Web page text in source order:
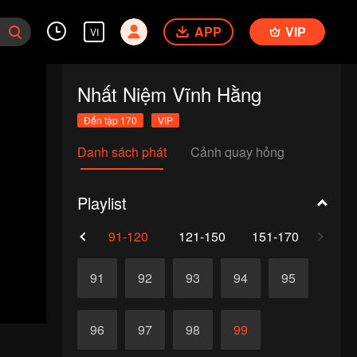
VI APP VIP
Nhất Niệm Vĩnh Hằng
Đến tập 170 VIP
Danh sách phát Cảnh quay hỏng
Playlist
91-120 121-150 151-170
91 92 93 94 95
96 97 98 99